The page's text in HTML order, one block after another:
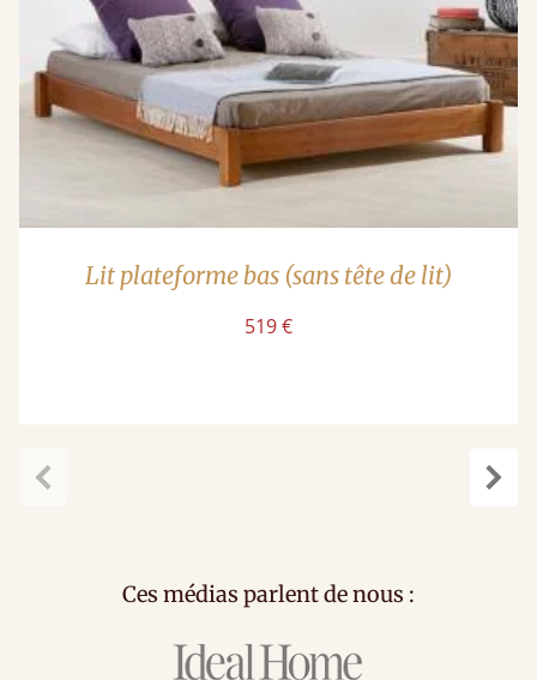
Lit plateforme bas (sans tête de lit)
519 €
Ces médias parlent de nous :